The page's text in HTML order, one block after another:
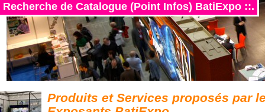
Recherche de Catalogue (Point Infos) BatiExpo ::.
Produits et Services proposés par